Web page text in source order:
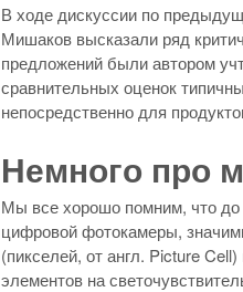
В ходе дискуссии по
Мишаков высказали ряд
предложений были автором
сравнительных оценок
непосредственно для
Немного про
Мы все хорошо помним, что
цифровой фотокамеры,
(пикселей, от англ. Picture
элементов на